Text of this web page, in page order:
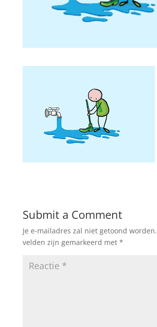
Submit a Comment
Je e-mailadres zal niet getoond worden.
velden zijn gemarkeerd met *